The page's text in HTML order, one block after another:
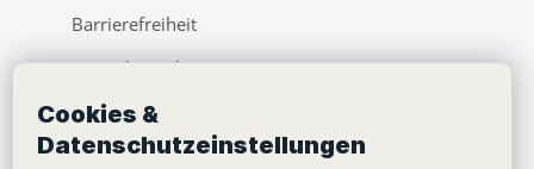
Cookies &
Datenschutzeinstellungen
Barrierefreiheit
Pressebereich
Webinare
Learning Center